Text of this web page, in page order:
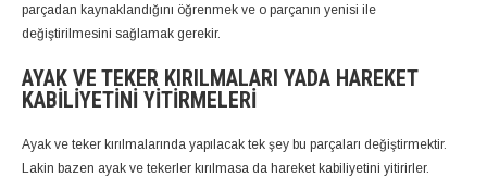
parçadan kaynaklandığını öğrenmek ve o parçanın yenisi ile
değiştirilmesini sağlamak gerekir.
AYAK VE TEKER KIRILMALARI YADA HAREKET
KABILIYETINI YITIRMELERI
Ayak ve teker kırılmalarında yapılacak tek şey bu parçaları değiştirmektir.
Lakin bazen ayak ve tekerler kırılmasa da hareket kabiliyetini yitirirler.